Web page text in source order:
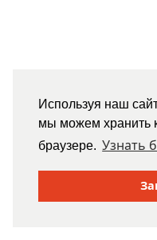
Используя наш
мы можем хранить
браузере. Узнать